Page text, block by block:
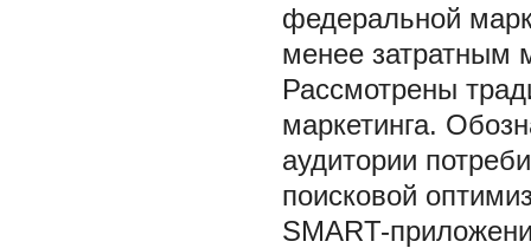
федеральной
менее затратным
Рассмотрены
маркетинга.
аудитории
поисковой
SMART-